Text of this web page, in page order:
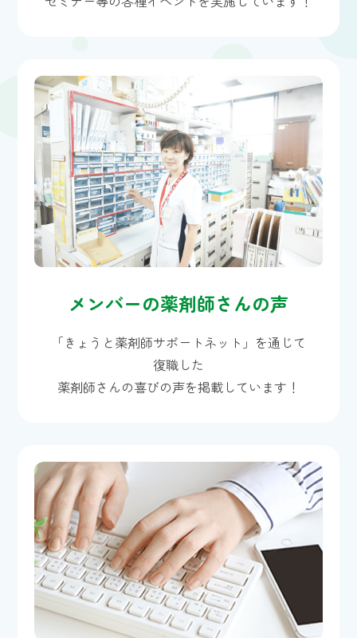
メンバーの薬剤師さんの声
「きょうと薬剤師サポートネット」を通じて
復職した
薬剤師さんの喜びの声を掲載しています！